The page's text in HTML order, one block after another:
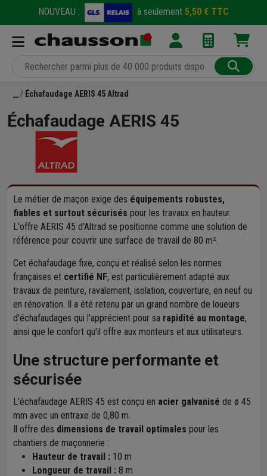
NOUVEAU : à seulement 5,50 € TTC
Échafaudage AERIS 45 Altrad
Échafaudage AERIS 45
Le métier de maçon exige des équipements robustes,
fiables et surtout sécurisés pour les travaux en hauteur.
L'offre AERIS 45 d'Altrad se positionne comme une solution de
référence pour couvrir une surface de travail de 80 m².
Cet échafaudage fixe, conçu et réalisé selon les normes
françaises et certifié NF, est particulièrement adapté aux
travaux de peinture, ravalement, isolation, couverture, en neuf ou
en rénovation. Il a été retenu par un grand nombre de loueurs
d'échafaudages qui l'apprécient pour sa rapidité au montage,
ainsi que le confort qu'il offre aux monteurs et aux utilisateurs.
Une structure performante et
sécurisée
L'échafaudage AERIS 45 est conçu en acier galvanisé de ø 45
mm avec un entraxe de 0,80 m.
Il offre des dimensions de travail optimales pour les
chantiers de maçonnerie :
Hauteur de travail : 10 m
Longueur de travail : 8 m